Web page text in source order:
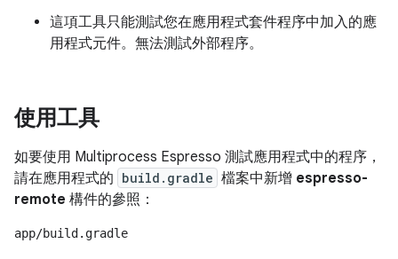
這項工具只能測試您在應用程式套件程序中加入的應
用程式元件。無法測試外部程序。
使用工具
如要使用 Multiprocess Espresso 測試應用程式中的程序，
請在應用程式的 build.gradle 檔案中新增 espresso-
remote 構件的參照：
app/build.gradle